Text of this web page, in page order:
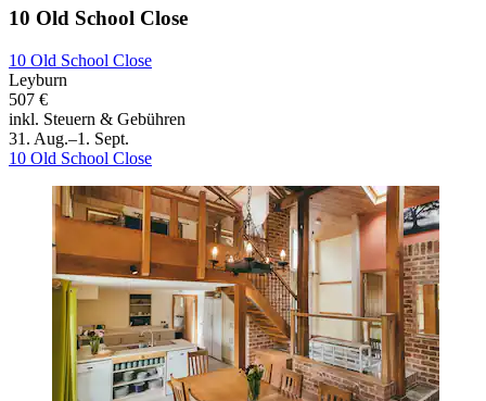
10 Old School Close
10 Old School Close
Leyburn
507 €
inkl. Steuern & Gebühren
31. Aug.–1. Sept.
10 Old School Close